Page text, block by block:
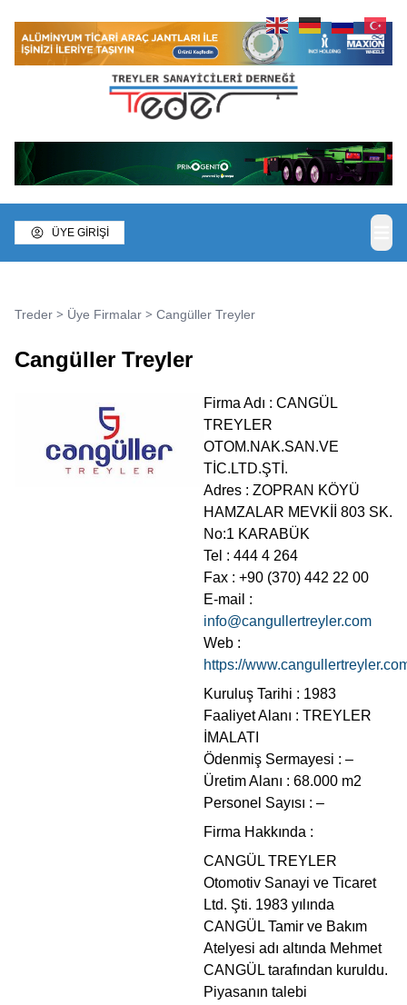
ÜYE GİRİŞİ
Treder > Üye Firmalar > Cangüller Treyler
Cangüller Treyler
Firma Adı : CANGÜL
TREYLER
OTOM.NAK.SAN.VE
TİC.LTD.ŞTİ.
Adres : ZOPRAN KÖYÜ
HAMZALAR MEVKİİ 803 SK.
No:1 KARABÜK
Tel : 444 4 264
Fax : +90 (370) 442 22 00
E-mail :
info@cangullertreyler.com
Web :
https://
Kuruluş Tarihi : 1983
Faaliyet Alanı : TREYLER
İMALATI
Ödenmiş Sermayesi : –
Üretim Alanı : 68.000 m2
Personel Sayısı : –
Firma Hakkında :
CANGÜL TREYLER
Otomotiv Sanayi ve Ticaret
Ltd. Şti. 1983 yılında
CANGÜL Tamir ve Bakım
Atelyesi adı altında Mehmet
CANGÜL tarafından kuruldu.
Piyasanın talebi